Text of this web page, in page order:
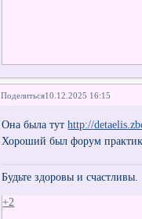
Поделиться10.12.2025 16:15
Она была тутhttp://
Хороший был форум
Будьте здоровы и счастливы.
+2